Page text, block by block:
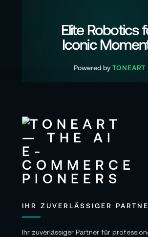
Elite Robotics
Iconic
Powered by TONEART
IHR ZUVERLÄSSIGER
Ihr zuverlässiger Partner für